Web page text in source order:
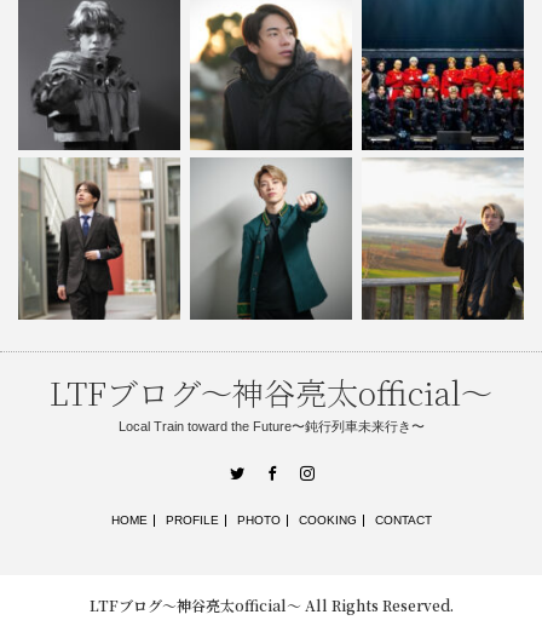
LTFブログ〜神谷亮太official〜
Local Train toward the Future〜鈍行列車未来行き〜
TwitterFacebook
HOME PROFILE PHOTO COOKING CONTACT
LTFブログ〜神谷亮太official〜 All Rights Reserved.